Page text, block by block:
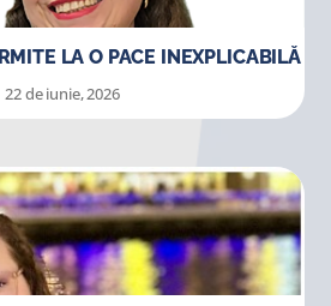
LA O PACE INEXPLICABILĂ
22 de iunie, 2026